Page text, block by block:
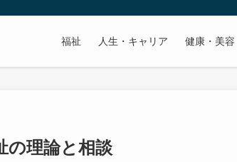
福祉 人生・キャリア 健康・美容
の理論と相談